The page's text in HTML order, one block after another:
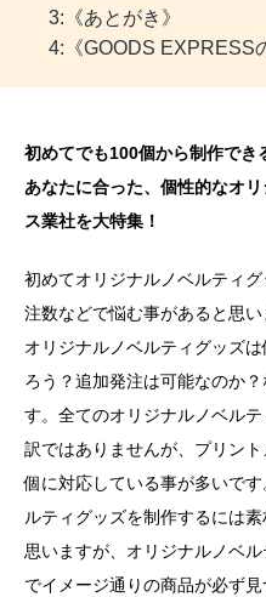
3:《あとがき》
4:《GOODS EXPRESS
初めてでも100個から制作でき
あなたに合った、個性的なオ
ス業社を大特集！
初めてオリジナルノベルティ
注数などで悩む事があると思
オリジナルノベルティグッズ
ろう？追加発注は可能なのか
す。全てのオリジナルノベル
訳ではありませんが、プリン
個に対応している事が多いで
ルティグッズを制作するには
思いますが、オリジナルノベ
でイメージ通りの商品が必ず見